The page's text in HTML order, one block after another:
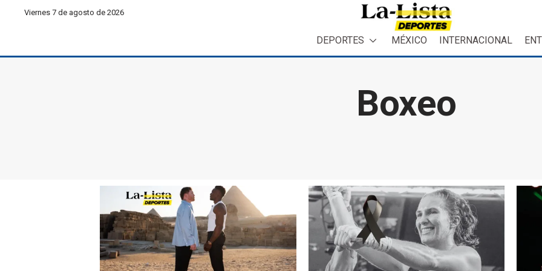
Viernes 7 de agosto de 2026
DEPORTES MÉXICO INTERNACIONAL
Boxeo